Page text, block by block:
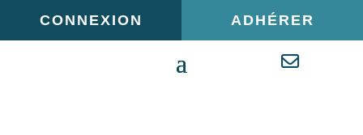
CONNEXION ADHÉRER